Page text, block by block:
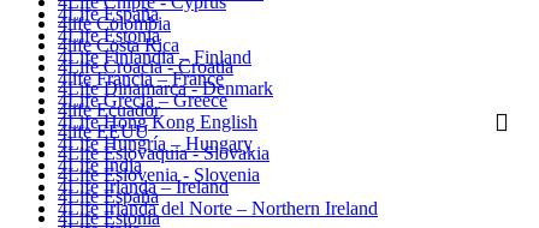
4Life España
4Life Estonia
4Life Finlandia – Finland
4life Francia – France
4Life Grecia – Greece
4Life Hong Kong English
4Life Hungría – Hungary
4Life India
4Life Irlanda – Ireland
4Life Irlanda del Norte – Northern Ireland
4life Colombia
4life Costa Rica
4Life Croacia - Croatia
4Life Dinamarca - Denmark
4life Ecuador
4life EEUU
4Life Eslovaquia - Slovakia
4Life Eslovenia - Slovenia
4Life España
4Life Estonia